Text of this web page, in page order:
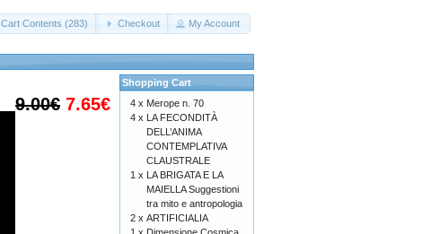
Cart Contents (283) Checkout My Account
9.00€ 7.65€
Shopping Cart
4 x Merope n. 70
4 x LA FECONDITÀ
DELL’ANIMA
CONTEMPLATIVA
CLAUSTRALE
1 x LA BRIGATA E LA
MAIELLA Suggestioni
tra mito e antropologia
2 x ARTIFICIALIA